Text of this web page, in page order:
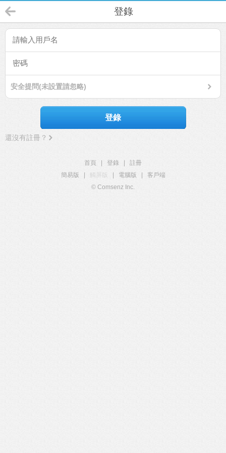
登錄
安全提問(未設置請忽略)
登錄
還沒有註冊？
首頁 登錄
註冊
簡易版
觸屏版 電腦版
客戶端
© Comsenz Inc.